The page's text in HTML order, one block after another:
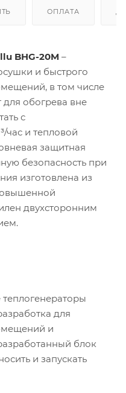
ОПЛАТА
BHG-20M –
и быстрого
в том числе
для обогрева вне
с
час и тепловой
защитная
безопасность при
изготовлена из
двухсторонним
для
и
блок
и запускать